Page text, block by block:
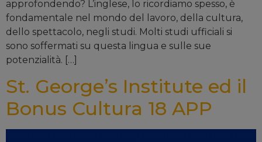
approfondendo? L’inglese, lo ricordiamo spesso, è
fondamentale nel mondo del lavoro, della cultura,
dello spettacolo, negli studi. Molti studi ufficiali si
sono soffermati su questa lingua e sulle sue
potenzialità. […]
St. George’s Institute ed il
Bonus Cultura 18 APP